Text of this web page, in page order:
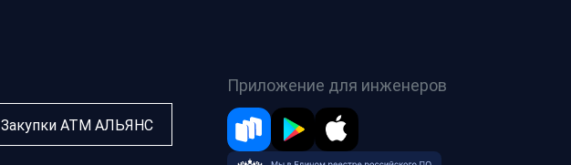
Закупки АТМ АЛЬЯНС
Приложение для инженеров